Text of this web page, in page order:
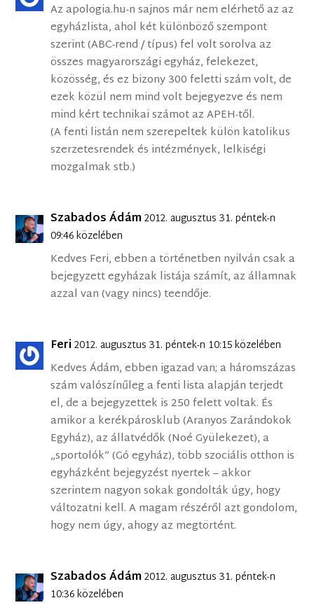
Az apologia.hu-n sajnos már nem elérhető az az
egyházlista, ahol két különböző szempont
szerint (ABC-rend / típus) fel volt sorolva az
összes magyarországi egyház, felekezet,
közösség, és ez bizony 300 feletti szám volt, de
ezek közül nem mind volt bejegyezve és nem
mind kért technikai számot az APEH-től.
(A fenti listán nem szerepeltek külön katolikus
szerzetesrendek és intézmények, lelkiségi
mozgalmak stb.)
Szabados Ádám2012. augusztus 31. péntek-n
09:46 közelében
Kedves Feri, ebben a történetben nyilván csak a
bejegyzett egyházak listája számít, az államnak
azzal van (vagy nincs) teendője.
Feri2012. augusztus 31. péntek-n 10:15 közelében
Kedves Ádám, ebben igazad van; a háromszázas
szám valószínűleg a fenti lista alapján terjedt
el, de a bejegyzettek is 250 felett voltak. És
amikor a kerékpárosklub (Aranyos Zarándokok
Egyház), az állatvédők (Noé Gyülekezet), a
„sportolók” (Gó egyház), több szociális otthon is
egyházként bejegyzést nyertek – akkor
szerintem nagyon sokak gondolták úgy, hogy
változatni kell. A magam részéről azt gondolom,
hogy nem úgy, ahogy az megtörtént.
Szabados Ádám2012. augusztus 31. péntek-n
10:36 közelében